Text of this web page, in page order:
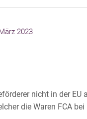
2023
nicht in der EU
die Waren FCA